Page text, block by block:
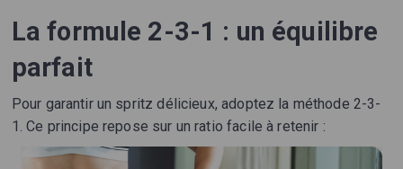
La formule 2-3-1 : un équilibre
parfait
Pour garantir un spritz délicieux, adoptez la méthode 2-3-
1. Ce principe repose sur un ratio facile à retenir :